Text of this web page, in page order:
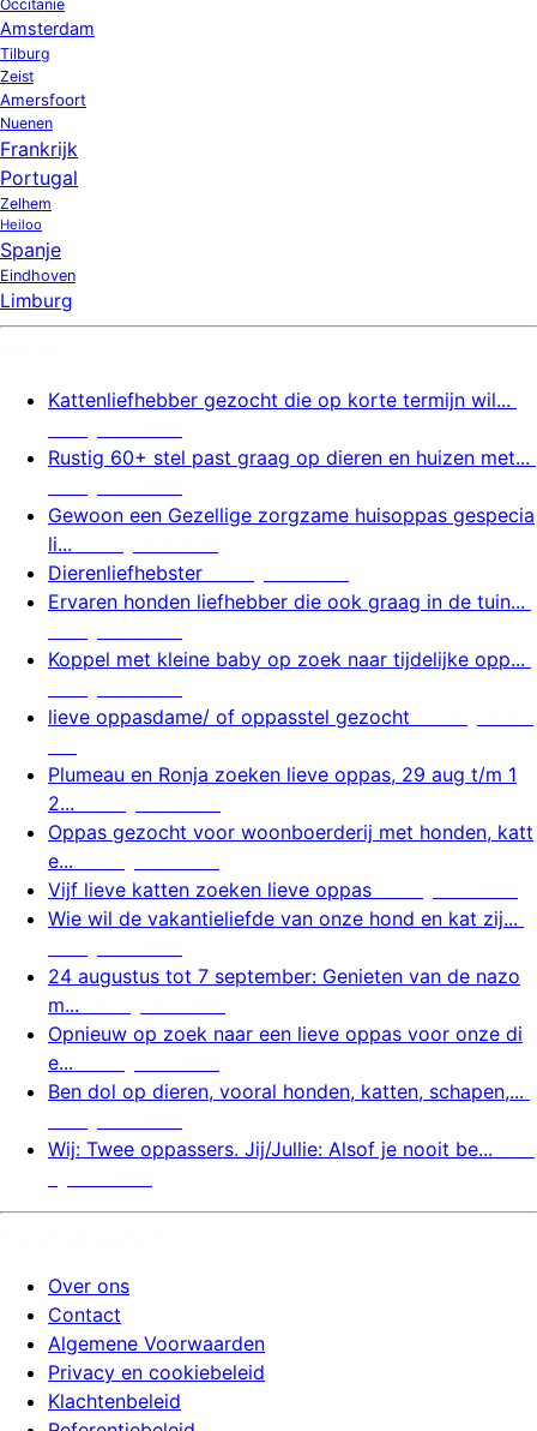
Occitanie
Amsterdam
Tilburg
Zeist
Amersfoort
Nuenen
Frankrijk
Portugal
Zelhem
Heiloo
Spanje
Eindhoven
Limburg
Kattenliefhebber gezocht die op korte termijn wil...
Rustig 60+ stel past graag op dieren en huizen met...
Gewoon een Gezellige zorgzame huisoppas gespecia
li...
Dierenliefhebster
Ervaren honden liefhebber die ook graag in de tuin...
Koppel met kleine baby op zoek naar tijdelijke opp...
lieve oppasdame/ of oppasstel gezocht
Plumeau en Ronja zoeken lieve oppas, 29 aug t/m 1
2...
Oppas gezocht voor woonboerderij met honden, katt
e...
Vijf lieve katten zoeken lieve oppas
Wie wil de vakantieliefde van onze hond en kat zij...
24 augustus tot 7 september: Genieten van de nazo
m...
Opnieuw op zoek naar een lieve oppas voor onze di
e...
Ben dol op dieren, vooral honden, katten, schapen,...
Wij: Twee oppassers. Jij/Jullie: Alsof je nooit be...
Over ons
Contact
Algemene Voorwaarden
Privacy en cookiebeleid
Klachtenbeleid